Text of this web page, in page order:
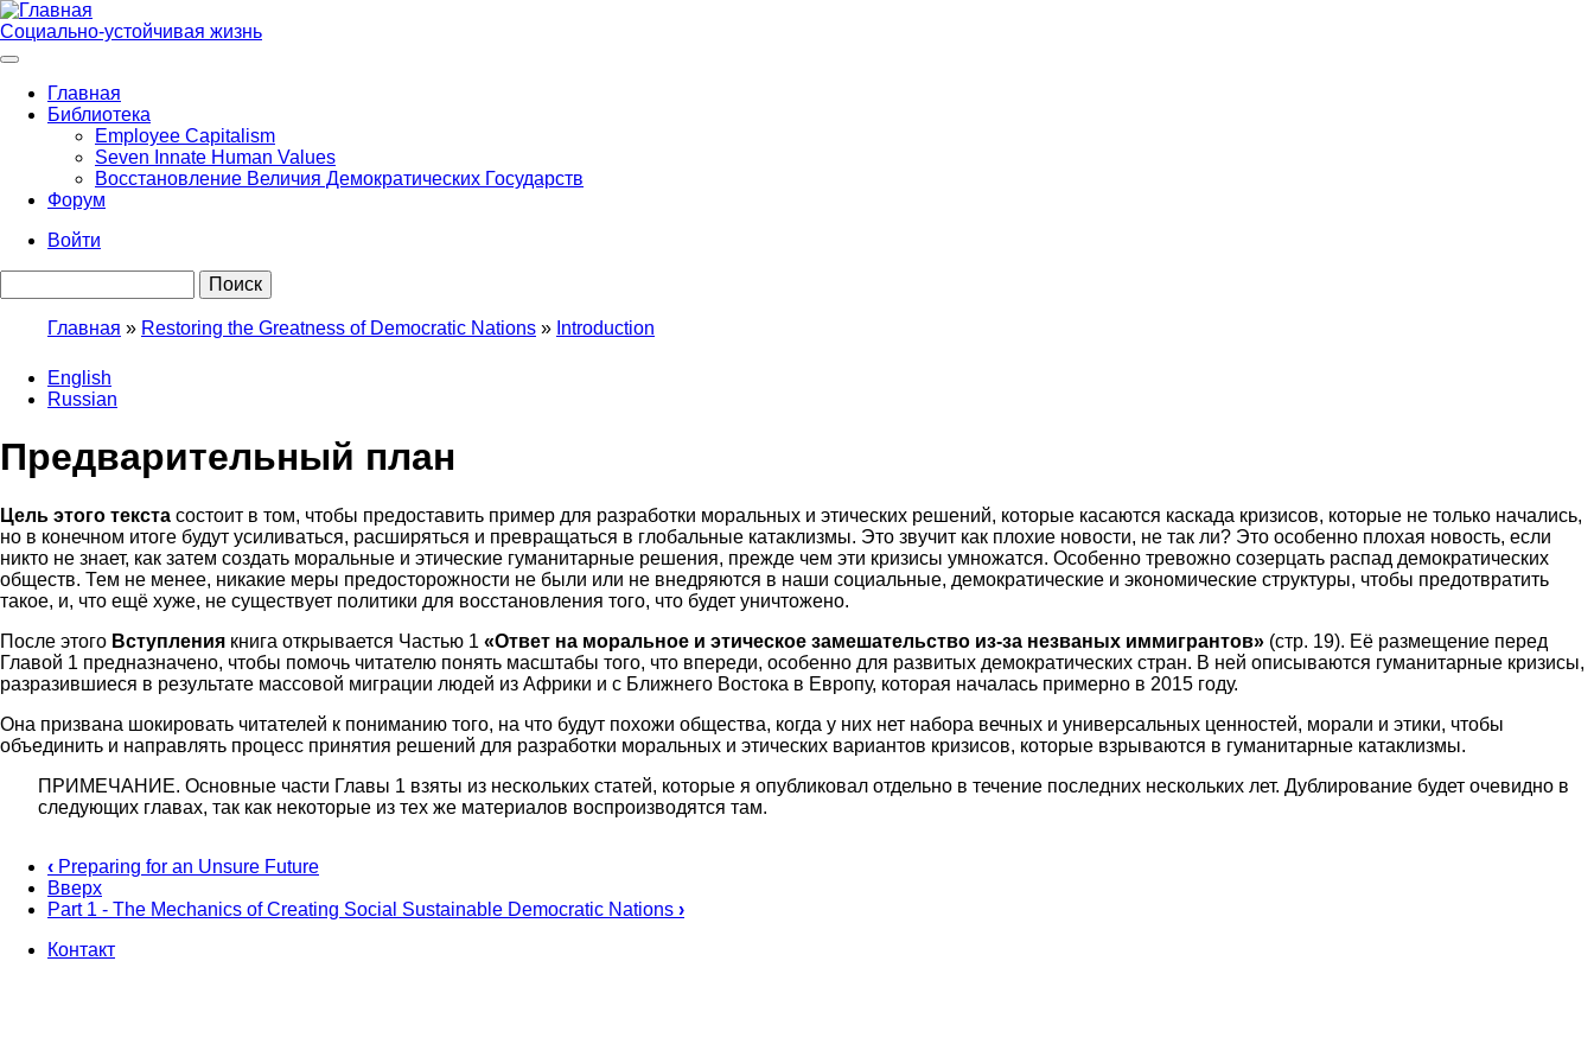
Перейти
к
основному
Социально-устойчивая жизнь
Main
navigation
Главная
Библиотека
Employee Capitalism
Seven Innate Human Values
Восстановление Величия Демократических Государств
Форум
menu
Войти
навигации
Главная Restoring the Greatness of Democratic Nations Introduction
English
Russian
Предварительный план
Цель этого текста состоит в том, чтобы предоставить пример для разработки моральных и этических решений, которые касаются каскада кризисов, которые не только начались,
но в конечном итоге будут усиливаться, расширяться и превращаться в глобальные катаклизмы. Это звучит как плохие новости, не так ли? Это особенно плохая новость, если
никто не знает, как затем создать моральные и этические гуманитарные решения, прежде чем эти кризисы умножатся. Особенно тревожно созерцать распад демократических
обществ. Тем не менее, никакие меры предосторожности не были или не внедряются в наши социальные, демократические и экономические структуры, чтобы предотвратить
такое, и, что ещё хуже, не существует политики для восстановления того, что будет уничтожено.
После этого Вступления книга открывается Частью 1 «Ответ на моральное и этическое замешательство из-за незваных иммигрантов» (стр. 19). Её размещение перед
Главой 1 предназначено, чтобы помочь читателю понять масштабы того, что впереди, особенно для развитых демократических стран. В ней описываются гуманитарные кризисы,
разразившиеся в результате массовой миграции людей из Африки и с Ближнего Востока в Европу, которая началась примерно в 2015 году.
Она призвана шокировать читателей к пониманию того, на что будут похожи общества, когда у них нет набора вечных и универсальных ценностей, морали и этики, чтобы
объединить и направлять процесс принятия решений для разработки моральных и этических вариантов кризисов, которые взрываются в гуманитарные катаклизмы.
ПРИМЕЧАНИЕ. Основные части Главы 1 взяты из нескольких статей, которые я опубликовал отдельно в течение последних нескольких лет. Дублирование будет очевидно в
следующих главах, так как некоторые из тех же материалов воспроизводятся там.
Перекрёстные
ссылки
книги
‹ Preparing for an Unsure Future
Вверх
Part 1 - The Mechanics of Creating Social Sustainable Democratic Nations ›
Контакт